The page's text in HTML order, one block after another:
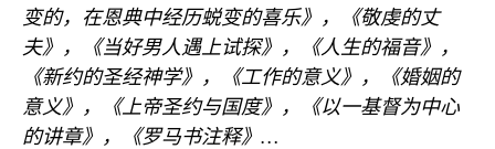
变的，在恩典中经历蜕变的喜乐》，《敬虔的丈
夫》，《当好男人遇上试探》，《人生的福音》，
《新约的圣经神学》，《工作的意义》，《婚姻的
意义》，《上帝圣约与国度》，《以一基督为中心
的讲章》，《罗马书注释》 …